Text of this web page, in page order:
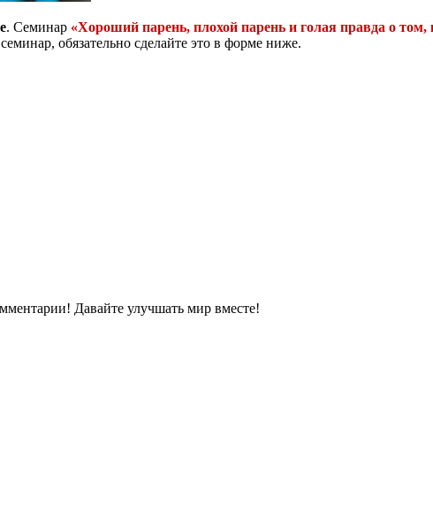
. Семинар «Хороший парень, плохой парень и голая правда о
обязательно сделайте это в форме ниже.
Давайте улучшать мир вместе!